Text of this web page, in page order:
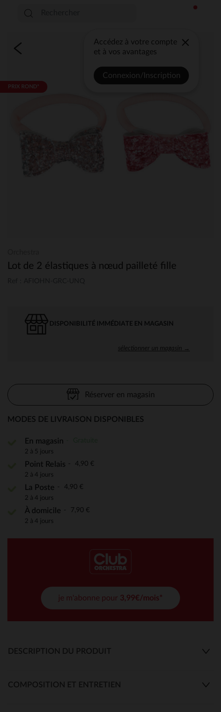
Accédez à votre compte
et à vos avantages
Connexion/Inscription
PRIX ROND*
Lot de 2 élastiques à nœud pailleté fille
DISPONIBILITÉ IMMÉDIATE EN MAGASIN
sélectionner un magasin →
Réserver en magasin
MODES DE LIVRAISON DISPONIBLES
En magasin
2 à 5 jours
Point Relais 4,90 €
2 à 4 jours
La Poste 4,90 €
2 à 4 jours
À domicile 7,90 €
2 à 4 jours
je m'abonne pour 3,99€/mois*
DESCRIPTION DU PRODUIT
COMPOSITION ET ENTRETIEN